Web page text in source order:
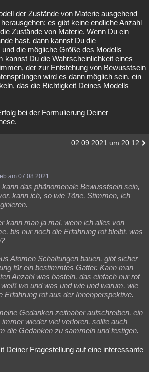
der Zustände von Materie ausgehend
es gibt keine endliche Anzahl
Zustände von Materie. Wenn Du ein
hast, dann kannst Du die
die mögliche Größe des Modells
kannst Du die Wahrscheinlichkeit eines
der zur Entstehung von Bewusstsein
wird es dann möglich sein, ein
das die Richtigkeit Deines Modells
bei der Formulierung Deiner
02.09.2021 um 20:12
am 07.08.2021:
das phänomenale Bewusstsein sein,
kann ich, so wie Töne, Stimmen, ich
kann man ja mal, wenn ich alles von
bis nur noch die Erfahrung rot bleibt, was
Atomen Schaltungen bauen, gibt sicher
für ein bestimmtes Gatter. Kann man
Anzahl was basteln, das einfach nur rot
wo und was und wie und warum, wie
Erfahrung rot aus der Innenperspektive.
Gedanken zeitnaher aufschreiben, ein
immer wieder viel verloren, sollte auch
die Gedanken zu sammeln und festigen.
Deiner Fragestellung auf eine interessante